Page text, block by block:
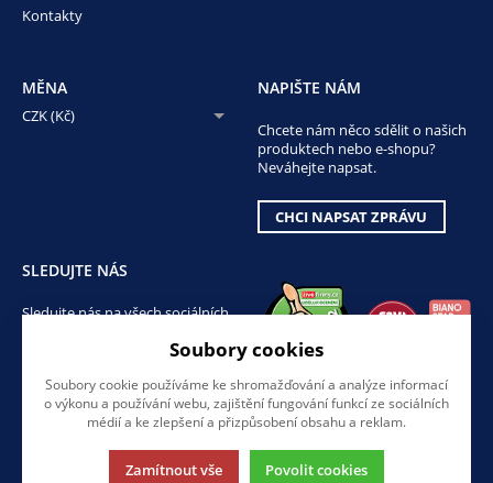
Kontakty
MĚNA
CZK (Kč)
NAPIŠTE NÁM
Chcete nám něco sdělit o našich
produktech nebo e-shopu?
Neváhejte napsat.
CHCI NAPSAT ZPRÁVU
SLEDUJTE NÁS
Sledujte nás na všech sociálních
Soubory cookies
Soubory cookie používáme ke shromažďování a analýze informací
o výkonu a používání webu, zajištění fungování funkcí ze sociálních
médií a ke zlepšení a přizpůsobení obsahu a reklam.
Zamítnout vše Povolit cookies